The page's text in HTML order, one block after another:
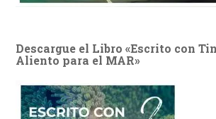
Descargue el Libro «Escrito con
Aliento para el MAR»